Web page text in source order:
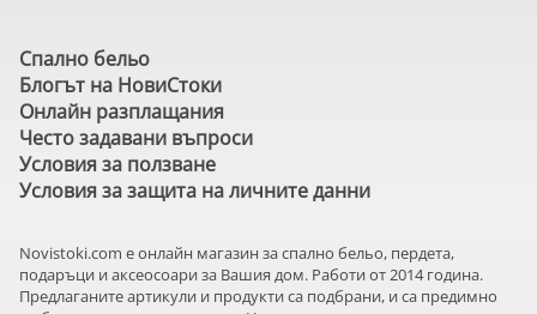
Спално бельо
Блогът на НовиСтоки
Онлайн разплащания
Често задавани въпроси
Условия за ползване
Условия за защита на личните данни
Novistoki.com e онлайн магазин за спално бельо, пердета,
подаръци и аксеосоари за Вашия дом. Работи от 2014 година.
Предлаганите артикули и продукти са подбрани, и са предимно